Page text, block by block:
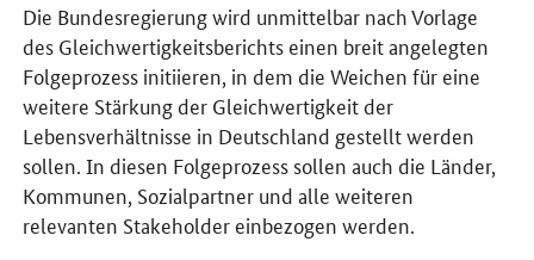
Die Bundesregierung wird unmittelbar nach Vorlage
des Gleichwertigkeitsberichts einen breit angelegten
Folgeprozess initiieren, in dem die Weichen für eine
weitere Stärkung der Gleichwertigkeit der
Lebensverhältnisse in Deutschland gestellt werden
sollen. In diesen Folgeprozess sollen auch die Länder,
Kommunen, Sozialpartner und alle weiteren
relevanten Stakeholder einbezogen werden.